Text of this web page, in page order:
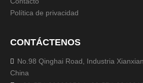
Política de privacidad
CONTÁCTENOS
 No.98 Qinghai Road, Industria
China